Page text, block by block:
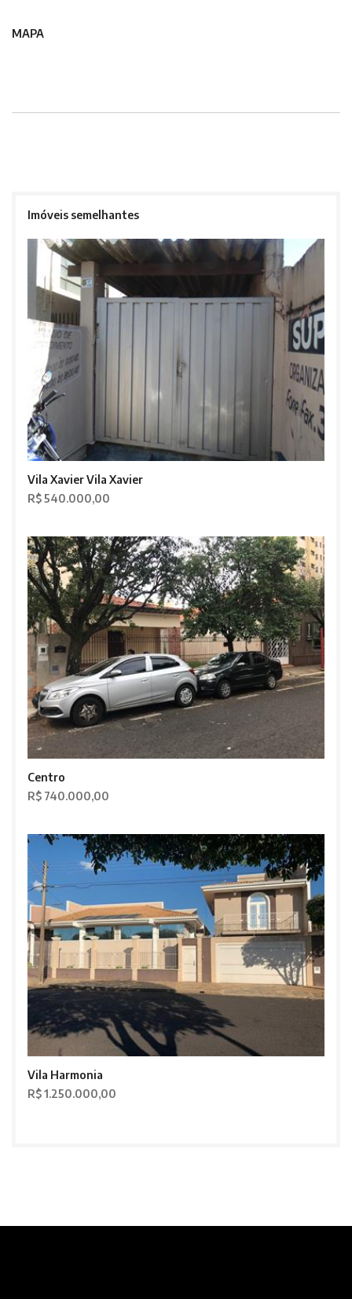
MAPA
Imóveis semelhantes
Vila Xavier Vila Xavier
R$ 540.000,00
Centro
R$ 740.000,00
Vila Harmonia
R$ 1.250.000,00